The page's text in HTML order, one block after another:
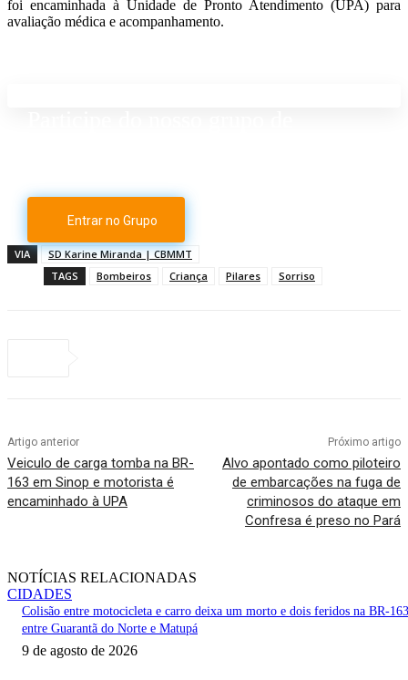
foi encaminhada à Unidade de Pronto Atendimento (UPA) para
avaliação médica e acompanhamento.
Entrar no Grupo
VIA
SD Karine Miranda | CBMMT
TAGS
Bombeiros Criança Pilares Sorriso
Artigo anterior
Veiculo de carga tomba na BR-
163 em Sinop e motorista é
encaminhado à UPA
Próximo artigo
Alvo apontado como piloteiro
de embarcações na fuga de
criminosos do ataque em
Confresa é preso no Pará
NOTÍCIAS RELACIONADAS
CIDADES
Colisão entre motocicleta e carro deixa um morto e dois feridos na BR-163
entre Guarantã do Norte e Matupá
9 de agosto de 2026